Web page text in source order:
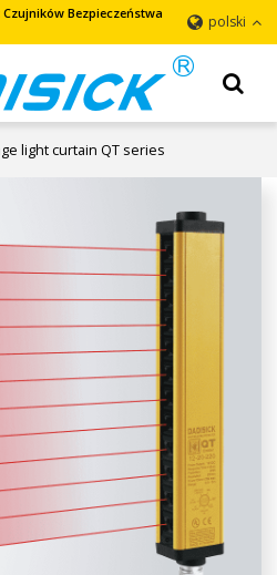
Bezpieczeństwa
polski
light curtain QT series